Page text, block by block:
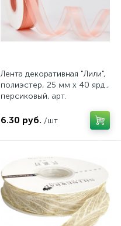
Лента декоративная "Лили",
полиэстер, 25 мм х 40 ярд.,
персиковый, арт.
6.30 руб. /шт